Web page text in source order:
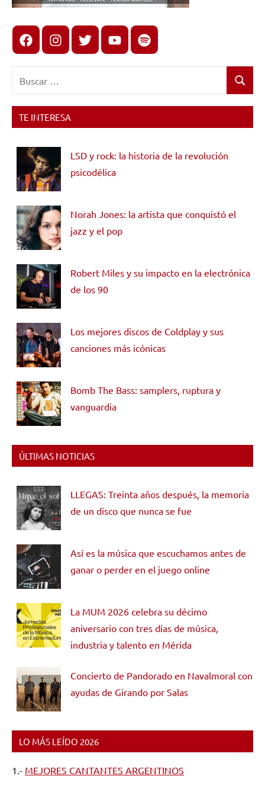
FacebookInstagram
X youtubespotify
Buscar
TE INTERESA
LSD y rock: la historia de la revolución
psicodélica
Norah Jones: la artista que conquistó el
jazz y el pop
Robert Miles y su impacto en la electrónica
de los 90
Los mejores discos de Coldplay y sus
canciones más icónicas
Bomb The Bass: samplers, ruptura y
vanguardia
ÚLTIMAS NOTICIAS
LLEGAS: Treinta años después, la memoria
de un disco que nunca se fue
Así es la música que escuchamos antes de
ganar o perder en el juego online
La MUM 2026 celebra su décimo
aniversario con tres días de música,
industria y talento en Mérida
Concierto de Pandorado en Navalmoral con
ayudas de Girando por Salas
LO MÁS LEÍDO 2026
1.- MEJORES CANTANTES ARGENTINOS